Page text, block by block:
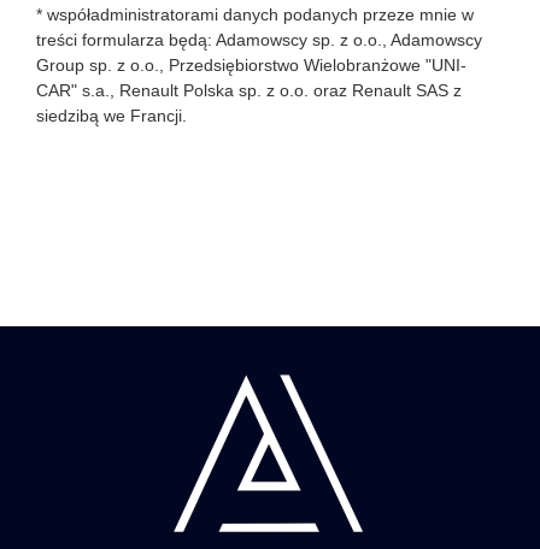
* współadministratorami danych podanych przeze mnie w
treści formularza będą: Adamowscy sp. z o.o., Adamowscy
Group sp. z o.o., Przedsiębiorstwo Wielobranżowe "UNI-
CAR" s.a., Renault Polska sp. z o.o. oraz Renault SAS z
siedzibą we Francji.